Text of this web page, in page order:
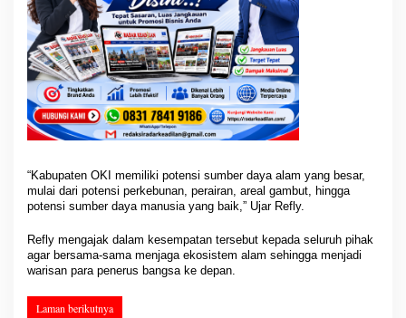
“Kabupaten OKI memiliki potensi sumber daya alam yang besar,
mulai dari potensi perkebunan, perairan, areal gambut, hingga
potensi sumber daya manusia yang baik,” Ujar Refly.
Refly mengajak dalam kesempatan tersebut kepada seluruh pihak
agar bersama-sama menjaga ekosistem alam sehingga menjadi
warisan para penerus bangsa ke depan.
Laman berikutnya